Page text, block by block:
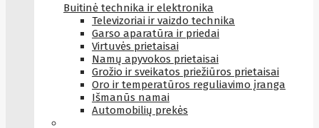
Buitinė technika ir elektronika
Televizoriai ir vaizdo technika
Garso aparatūra ir priedai
Virtuvės prietaisai
Namų apyvokos prietaisai
Grožio ir sveikatos priežiūros prietaisai
Oro ir temperatūros reguliavimo įranga
Išmanūs namai
Automobilių prekės